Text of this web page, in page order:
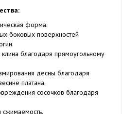
форма.
боковых поверхностей
благодаря прямоугольному
десны благодаря
платана.
сосочков благодаря
сжимаемость.